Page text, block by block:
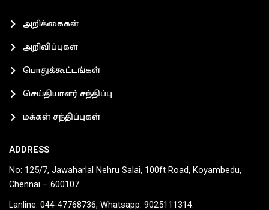
அறிக்கைகள்
அறிவிப்புகள்
பொதுக்கூட்டங்கள்
செய்தியாளர் சந்திப்பு
மக்கள் சந்திப்புகள்
ADDRESS
No: 125/7, Jawaharlal Nehru Salai, 100ft Road, Koyambedu,
Chennai – 600107.
Lanline: 044-47768736, Whatsapp: 9025111314.